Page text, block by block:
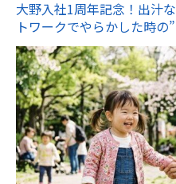
大野入社1周年記念！出汁
トワークでやらかした時の